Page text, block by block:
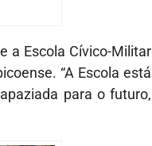
a Escola Cívico-Militar
“A Escola está
para o futuro,